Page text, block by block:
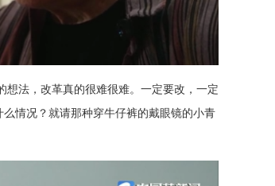
想法，改革真的很难很难。一定要改，一定
情况？就请那种穿牛仔裤的戴眼镜的小青